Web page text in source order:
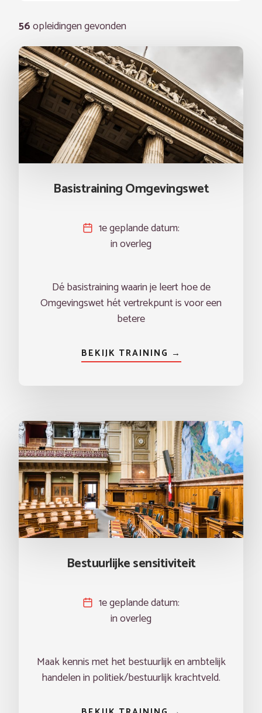
56opleidingen gevonden
Basistraining Omgevingswet
1e geplande datum:
in overleg
Dé basistraining waarin je leert hoe de
Omgevingswet hét vertrekpunt is voor een
betere
BEKIJK TRAINING →
Bestuurlijke sensitiviteit
1e geplande datum:
in overleg
Maak kennis met het bestuurlijk en ambtelijk
handelen in politiek/bestuurlijk krachtveld.